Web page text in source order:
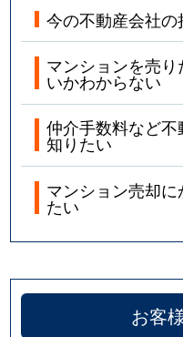
今の不動産会社
マンションを売
いかわからない
仲介手数料など
知りたい
マンション売却
たい
お客